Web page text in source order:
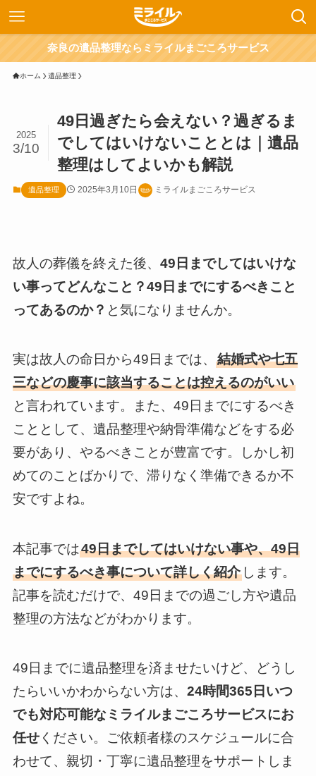
奈良の遺品整理ならミライルまごころサービス
ホーム 遺品整理
49日過ぎたら会えない？過ぎるま
でしてはいけないこととは｜遺品
整理はしてよいかも解説
2025
3/10
遺品整理 2025年3月10日 ミライルまごころサービス
故人の葬儀を終えた後、 49日までしてはいけな
い事ってどんなこと？49日までにするべきこと
ってあるのか？ と気になりませんか。
実は故人の命日から49日までは、 結婚式や七五
三などの慶事に該当することは控えるのがいい
と言われています。また、49日までにするべき
こととして、遺品整理や納骨準備などをする必
要があり、やるべきことが豊富です。しかし初
めてのことばかりで、滞りなく準備できるか不
安ですよね。
本記事では49日までしてはいけない事や、49日
までにするべき事について詳しく紹介します。
記事を読むだけで、49日までの過ごし方や遺品
整理の方法などがわかります。
49日までに遺品整理を済ませたいけど、どうし
たらいいかわからない方は、 24時間365日いつ
でも対応可能なミライルまごころサービスにお
任せください。ご依頼者様のスケジュールに合
わせて、親切・丁寧に遺品整理をサポートしま